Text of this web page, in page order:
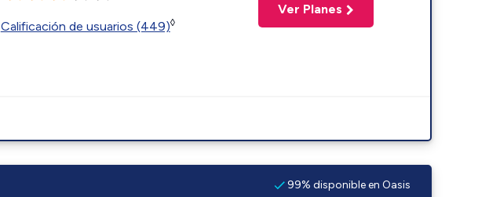
Calificación de usuarios (449)◊
Ver Planes
99% disponible en Oasis